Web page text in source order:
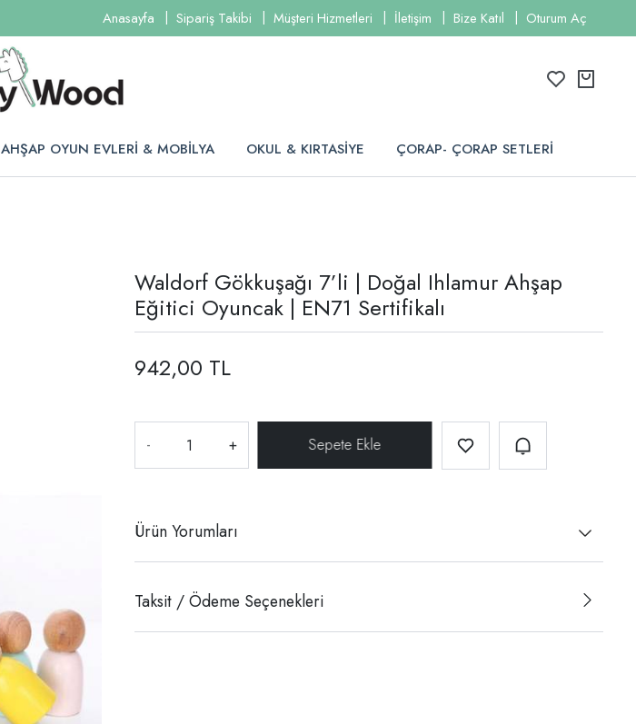
Anasayfa Sipariş Takibi Müşteri Hizmetleri İletişim Bize Katıl Oturum Aç
AHŞAP OYUN EVLERİ & MOBİLYA OKUL & KIRTASİYE ÇORAP- ÇORAP SETLERİ
Waldorf Gökkuşağı 7’li | Doğal Ihlamur Ahşap
Eğitici Oyuncak | EN71 Sertifikalı
942,00 TL
- +
Ürün Yorumları
Taksit / Ödeme Seçenekleri